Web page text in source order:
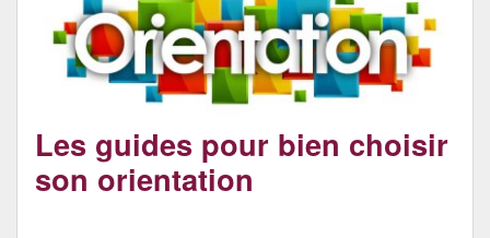
Actions pédagogiques
Actualités
Les guides pour bien choisir
son orientation